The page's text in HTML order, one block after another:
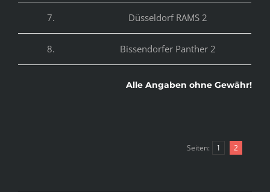
7. Düsseldorf RAMS 2
8. Bissendorfer Panther 2
Alle Angaben ohne Gewähr!
Seiten: 1 2